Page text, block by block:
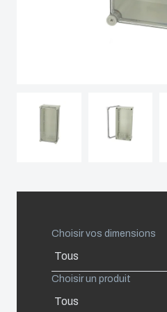
United Kingdom
China
South Korea
Choisir vos dimensions
Choisir un produit